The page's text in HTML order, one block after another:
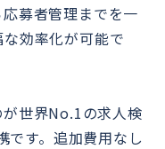
募者管理までを一
効率化が可能で
世界No.1の求人検
す。追加費用なし